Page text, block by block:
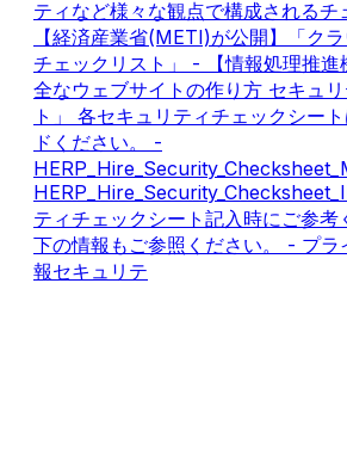
ティなど様々な観点で構成される
【経済産業省(METI)が公開】「ク
チェックリスト」 - 【情報処理推
全なウェブサイトの作り方 セキュ
ト」 各セキュリティチェックシー
ドください。 -
ティチェックシート記入時にご参
下の情報もご参照ください。 - プ
報セキュリテ